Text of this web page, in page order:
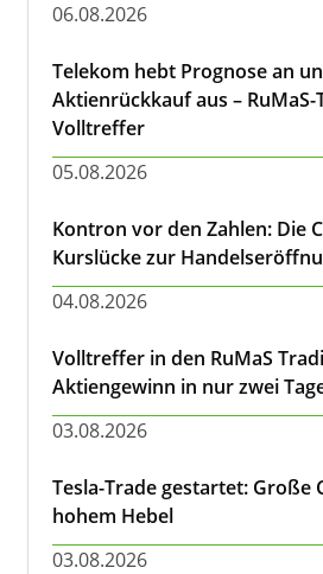
06.08.2026
Telekom hebt Prognose an
Aktienrückkauf aus –
Volltreffer
05.08.2026
Kontron vor den Zahlen: Die
Kurslücke zur
04.08.2026
Volltreffer in den RuMaS
Aktiengewinn in nur zwei
03.08.2026
Tesla-Trade gestartet: Große
hohem Hebel
03.08.2026